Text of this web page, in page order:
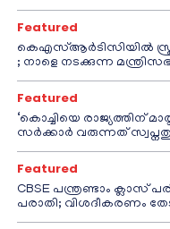
Featured
കെഎസ്ആർടിസിയിൽ
; നാളെ നടക്കുന്ന
Featured
‘കൊച്ചിയെ രാജ്യത്തിന്
സർക്കാർ വരുന്നത്
Featured
CBSE പന്ത്രണ്ടാം ക്ലാസ്
പരാതി; വിശദീകരണം